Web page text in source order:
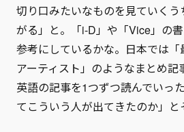
切り口みたいなものを見ていく
がる」と。「i-D」や「Vice」の書
参考にしているかな。日本では
アーティスト」のようなまとめ記
英語の記事を1つずつ読んでいっ
てこういう人が出てきたのか」と